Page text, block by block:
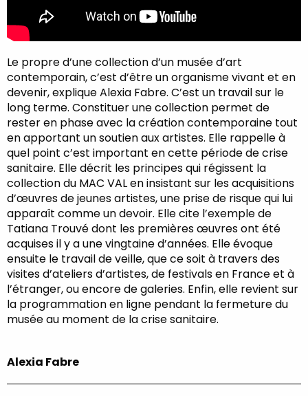
Le propre d’une collection d’un musée d’art
contemporain, c’est d’être un organisme vivant et en
devenir, explique Alexia Fabre. C’est un travail sur le
long terme. Constituer une collection permet de
rester en phase avec la création contemporaine tout
en apportant un soutien aux artistes. Elle rappelle à
quel point c’est important en cette période de crise
sanitaire. Elle décrit les principes qui régissent la
collection du MAC VAL en insistant sur les acquisitions
d’œuvres de jeunes artistes, une prise de risque qui lui
apparaît comme un devoir. Elle cite l’exemple de
Tatiana Trouvé dont les premières œuvres ont été
acquises il y a une vingtaine d’années. Elle évoque
ensuite le travail de veille, que ce soit à travers des
visites d’ateliers d’artistes, de festivals en France et à
l’étranger, ou encore de galeries. Enfin, elle revient sur
la programmation en ligne pendant la fermeture du
musée au moment de la crise sanitaire.
Alexia Fabre